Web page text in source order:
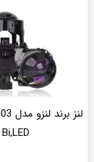
Bi,LED